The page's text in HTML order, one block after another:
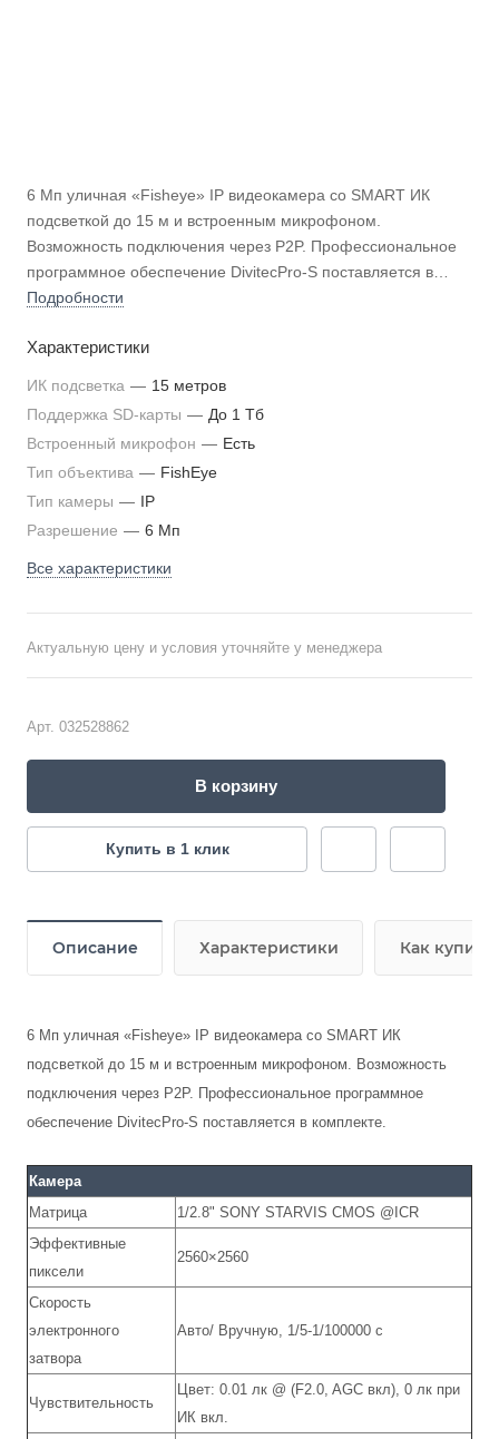
6 Мп уличная «Fisheye» IP видеокамера cо SMART ИК
подсветкой до 15 м и встроенным микрофоном.
Возможность подключения через P2P. Профессиональное
программное обеспечение DivitecPro-S поставляется в
комплекте.
Подробности
Характеристики
ИК подсветка — 15 метров
Поддержка SD-карты — До 1 Тб
Встроенный микрофон — Есть
Тип объектива — FishEye
Тип камеры — IP
Разрешение — 6 Мп
Все характеристики
Актуальную цену и условия уточняйте у менеджера
Арт. 032528862
В корзину
Купить в 1 клик
Описание Характеристики Как купить
6 Мп уличная «Fisheye» IP видеокамера cо SMART ИК
подсветкой до 15 м и встроенным микрофоном. Возможность
подключения через P2P. Профессиональное программное
обеспечение DivitecPro-S поставляется в комплекте.
Камера
Матрица
1/2.8" SONY STARVIS CMOS @ICR
Эффективные
пиксели
2560×2560
Скорость
электронного
затвора
Авто/ Вручную, 1/5-1/100000 с
Чувствительность
Цвет: 0.01 лк @ (F2.0, AGC вкл), 0 лк при
ИК вкл.